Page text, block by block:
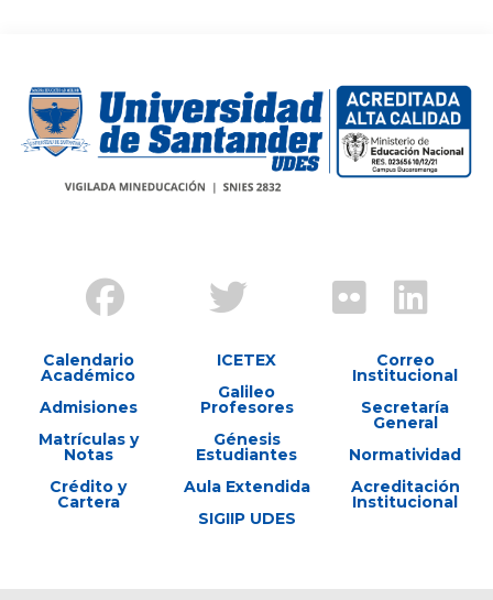
Calendario
Académico
Admisiones
Matrículas y
Notas
Crédito y
Cartera
ICETEX
Galileo
Profesores
Génesis
Estudiantes
Aula Extendida
SIGIIP UDES
Correo
Institucional
Secretaría
General
Normatividad
Acreditación
Institucional